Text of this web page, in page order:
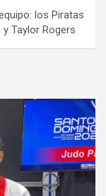
los Piratas
Taylor Rogers